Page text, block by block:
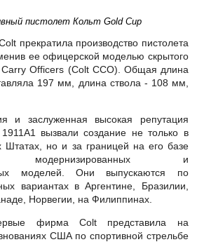
пистолет Кольт Gold Cup
прекратила производство пистолета
ее офицерской моделью скрытого
Саrry Оfficers (Соlt ССО). Общая длина
197 мм, длина ствола - 108 мм,
и заслуженная высокая репутация
вызвали создание не только в
но и за границей на его базе
модернизированных и
моделей. Они выпускаются по
вариантах в Аргентине, Бразилии,
Норвегии, на Филиппинах.
фирма Colt представила на
США по спортивной стрельбе